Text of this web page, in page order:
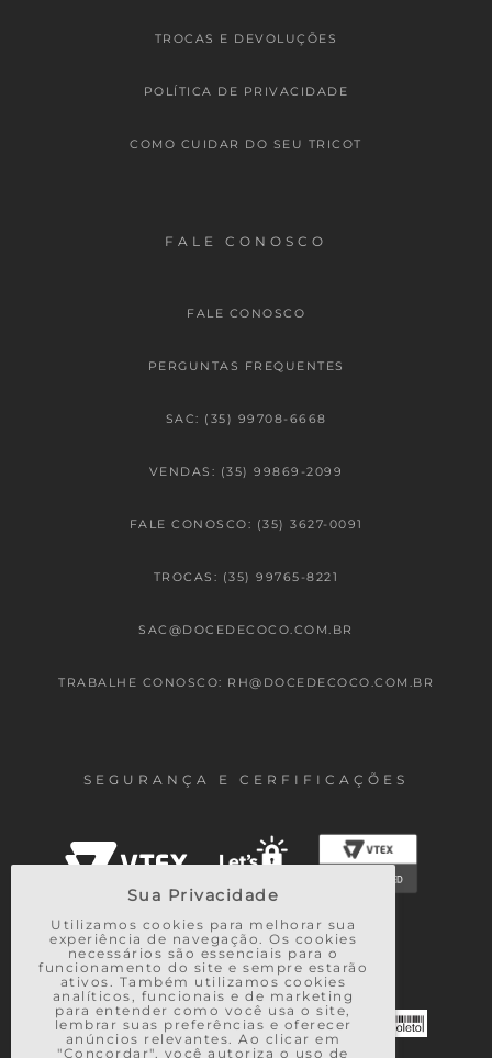
Sua Privacidade
Utilizamos cookies para melhorar sua
experiência de navegação. Os cookies
necessários são essenciais para o
funcionamento do site e sempre estarão
ativos. Também utilizamos cookies
analíticos, funcionais e de marketing
para entender como você usa o site,
lembrar suas preferências e oferecer
anúncios relevantes. Ao clicar em
"Concordar", você autoriza o uso de
TROCAS E DEVOLUÇÕES
POLÍTICA DE PRIVACIDADE
COMO CUIDAR DO SEU TRICOT
FALE CONOSCO
FALE CONOSCO
PERGUNTAS FREQUENTES
SAC: (35) 99708-6668
VENDAS: (35) 99869-2099
FALE CONOSCO: (35) 3627-0091
TROCAS: (35) 99765-8221
SAC@DOCEDECOCO.COM.BR
TRABALHE CONOSCO: RH@DOCEDECOCO.COM.BR
SEGURANÇA E CERFIFICAÇÕES
FORMAS DE PAGAMENTO